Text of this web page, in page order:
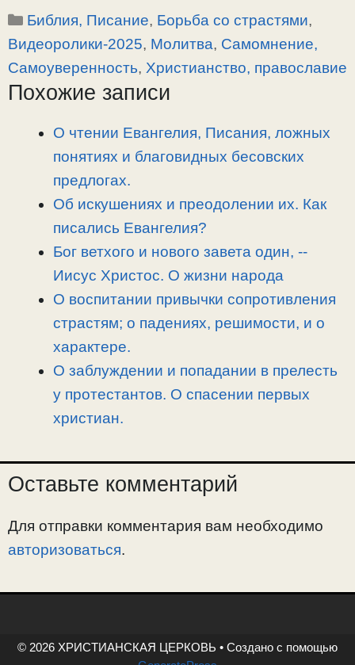
p
y
n
l
e
a
c
e
o
п
р
и
Рубрики
Библия, Писание, Борьба со страстями,
Видеоролики-2025, Молитва, Самомнение,
Самоуверенность, Христианство, православие
Похожие записи
О чтении Евангелия, Писания, ложных
понятиях и благовидных бесовских
предлогах.
Об искушениях и преодолении их. Как
писались Евангелия?
Бог ветхого и нового завета один, -­
Иисус Христос. О жизни народа
О воспитании привычки сопротивления
страстям; о падениях, решимости, и о
характере.
О заблуждении и попадании в прелесть
у протестантов. О спасении первых
христиан.
Оставьте комментарий
Для отправки комментария вам необходимо
авторизоваться.
© 2026 ХРИСТИАНСКАЯ ЦЕРКОВЬ • Создано с помощью